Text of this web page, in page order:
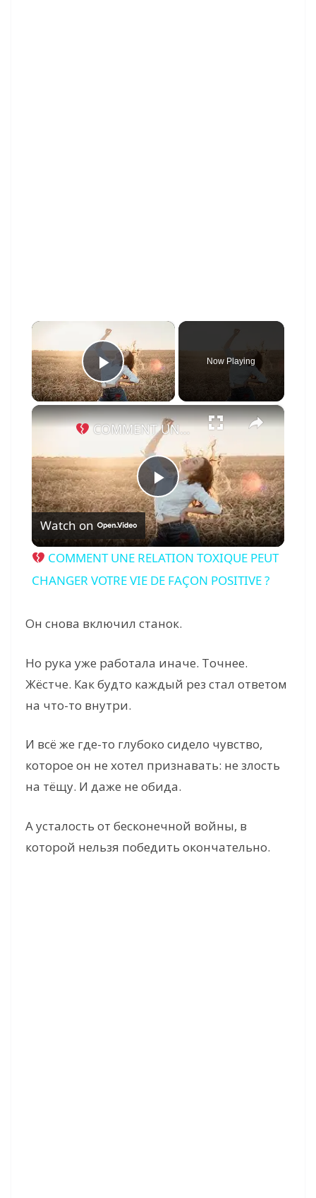
×
Play Video
Now Playing
×
P
l
a
y
V
d
e
o
COMMENT UNE RELATION TOXIQUE PEUT CHANGER VOTRE VIE DE FAÇON POSITIVE ?
Watch on
COMMENT UNE RELATION TOXIQUE PEUT
CHANGER VOTRE VIE DE FAÇON POSITIVE ?
Он снова включил станок.
Но рука уже работала иначе. Точнее.
Жёстче. Как будто каждый рез стал ответом
на что-то внутри.
И всё же где-то глубоко сидело чувство,
которое он не хотел признавать: не злость
на тёщу. И даже не обида.
А усталость от бесконечной войны, в
которой нельзя победить окончательно.